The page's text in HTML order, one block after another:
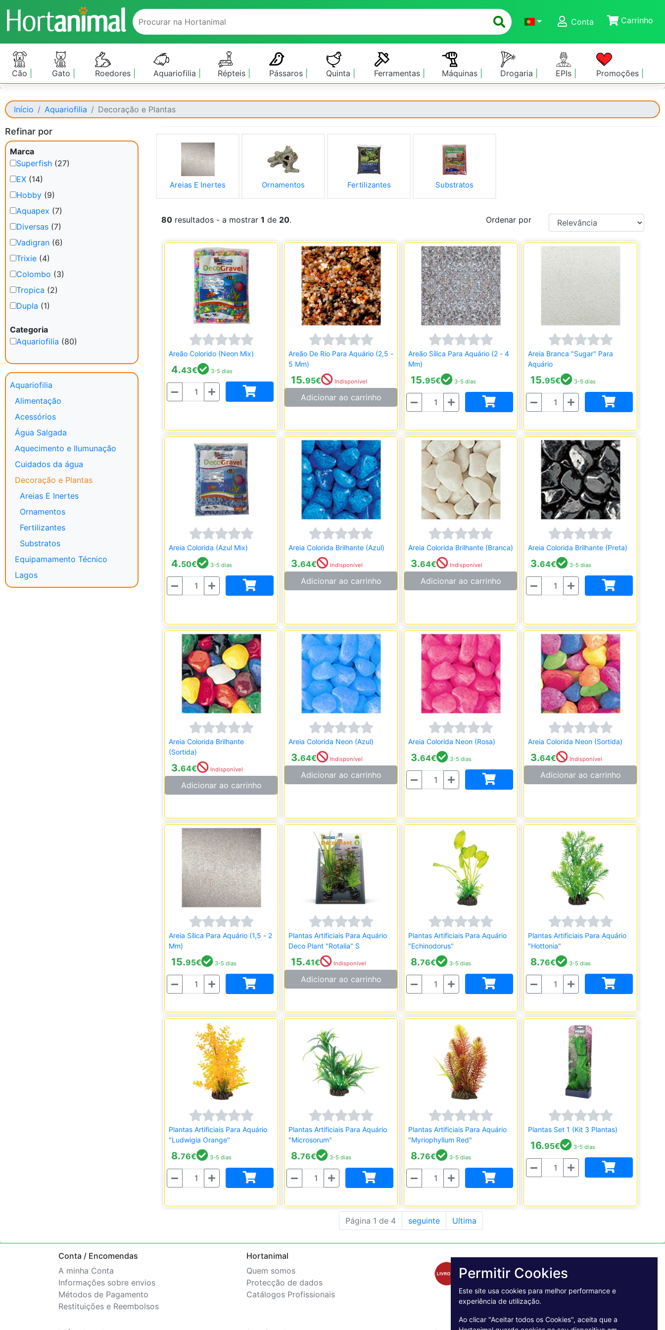
Conta
Carrinho
Cão Gato Roedores Aquariofilia Répteis Pássaros Quinta Ferramentas Máquinas Drogaria EPIs Promoções
Início Aquariofilia Decoração e Plantas
Refinar por
Marca
Superfish (27)
EX (14)
Hobby (9)
Aquapex (7)
Diversas (7)
Vadigran (6)
Trixie (4)
Colombo (3)
Tropica (2)
Dupla (1)
Categoria
Aquariofilia (80)
Aquariofilia
Alimentação
Acessórios
Água Salgada
Aquecimento e Ilumunação
Cuidados da água
Decoração e Plantas
Areias E Inertes
Ornamentos
Fertilizantes
Substratos
Equipamamento Técnico
Lagos
Areias E Inertes Ornamentos Fertilizantes Substratos
80 resultados - a mostrar 1 de 20. Ordenar por
Areão Colorido (Neon Mix)
4.43€ 3-5 dias
Quantidade
Areão De Rio Para Aquário (2,5 -
5 Mm)
15.95€ Indisponível
Adicionar ao carrinho
Areão Sílica Para Aquário (2 - 4
Mm)
15.95€ 3-5 dias
Quantidade
Areia Branca "Sugar" Para
Aquário
15.95€ 3-5 dias
Quantidade
Areia Colorida (Azul Mix)
4.50€ 3-5 dias
Quantidade
Areia Colorida Brilhante (Azul)
3.64€ Indisponível
Adicionar ao carrinho
Areia Colorida Brilhante (Branca)
3.64€ Indisponível
Adicionar ao carrinho
Areia Colorida Brilhante (Preta)
3.64€ 3-5 dias
Quantidade
Areia Colorida Brilhante
(Sortida)
3.64€ Indisponível
Adicionar ao carrinho
Areia Colorida Neon (Azul)
3.64€ Indisponível
Adicionar ao carrinho
Areia Colorida Neon (Rosa)
3.64€ 3-5 dias
Quantidade
Areia Colorida Neon (Sortida)
3.64€ Indisponível
Adicionar ao carrinho
Areia Sílica Para Aquário (1,5 - 2
Mm)
15.95€ 3-5 dias
Quantidade
Plantas Artificiais Para Aquário
Deco Plant "Rotalia" S
15.41€ Indisponível
Adicionar ao carrinho
Plantas Artificiais Para Aquário
"Echinodorus"
8.76€ 3-5 dias
Quantidade
Plantas Artificiais Para Aquário
"Hottonia"
8.76€ 3-5 dias
Quantidade
Plantas Artificiais Para Aquário
"Ludwigia Orange"
8.76€ 3-5 dias
Quantidade
Plantas Artificiais Para Aquário
"Microsorum"
8.76€ 3-5 dias
Quantidade
Plantas Artificiais Para Aquário
"Myriophyllum Red"
8.76€ 3-5 dias
Quantidade
Plantas Set 1 (Kit 3 Plantas)
16.95€ 3-5 dias
Quantidade
Página 1 de 4 seguinte Ultima
Conta / Encomendas
A minha Conta
Informações sobre envios
Métodos de Pagamento
Restituições e Reembolsos
Hortanimal
Quem somos
Protecção de dados
Catálogos Profissionais
Permitir Cookies
Este site usa cookies para melhor performance e
experiência de utilização.
Ao clicar "Aceitar todos os Cookies", aceita que a